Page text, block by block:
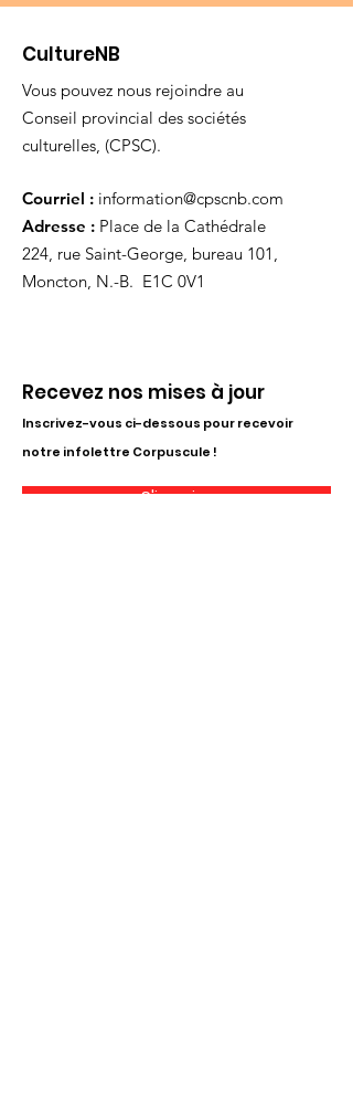
CultureNB
Vous pouvez nous rejoindre au
Conseil provincial des sociétés
culturelles, (CPSC).
Courriel : information@cpscnb.com
Adresse : Place de la Cathédrale
224, rue Saint-George, bureau 101,
Moncton, N.-B. E1C 0V1
Recevez nos mises à jour
Inscrivez-vous ci-dessous pour recevoir
notre infolettre Corpuscule !
S'inscrire